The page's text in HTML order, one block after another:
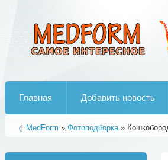
Главная Добавить новость
MedForm » Фотоподборка»